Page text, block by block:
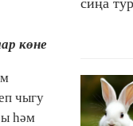
көне
чыгу
һәм